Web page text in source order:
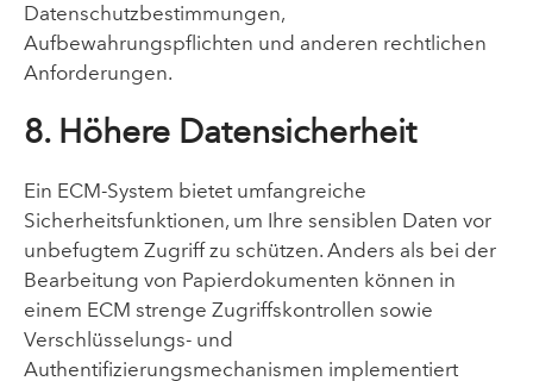
Datenschutzbestimmungen,
Aufbewahrungspflichten und anderen rechtlichen
Anforderungen.
8. Höhere Datensicherheit
Ein ECM-System bietet umfangreiche
Sicherheitsfunktionen, um Ihre sensiblen Daten vor
unbefugtem Zugriff zu schützen. Anders als bei der
Bearbeitung von Papierdokumenten können in
einem ECM strenge Zugriffskontrollen sowie
Verschlüsselungs- und
Authentifizierungsmechanismen implementiert